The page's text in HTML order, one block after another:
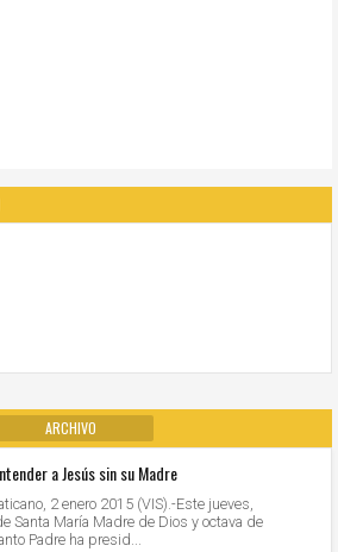
ARCHIVO
a Jesús sin su Madre
2 enero 2015 (VIS).-Este jueves,
Santa María Madre de Dios y octava de
Padre ha presid...